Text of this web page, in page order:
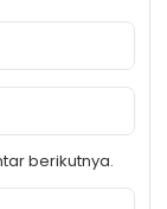
berikutnya.